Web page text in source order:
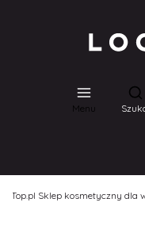
Menu
Sklep kosmetyczny dla